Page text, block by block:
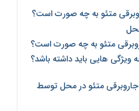
متئو به چه صورت است؟
متئو به چه صورت است؟
ویژگی هایی باید داشته باشد؟
متئو در محل توسط